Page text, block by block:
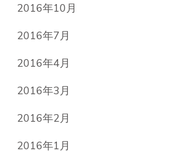
2016年10月
2016年7月
2016年4月
2016年3月
2016年2月
2016年1月